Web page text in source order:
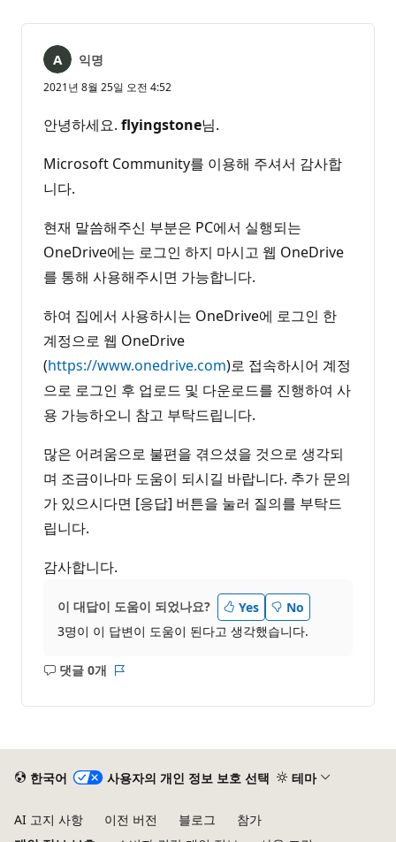
익명
2021년 8월 25일 오전 4:52
안녕하세요. flyingstone님.
Microsoft Community를 이용해 주셔서 감사합
니다.
현재 말씀해주신 부분은 PC에서 실행되는
OneDrive에는 로그인 하지 마시고 웹 OneDrive
를 통해 사용해주시면 가능합니다.
하여 집에서 사용하시는 OneDrive에 로그인 한
계정으로 웹 OneDrive
(https://www.onedrive.com)로 접속하시어 계정
으로 로그인 후 업로드 및 다운로드를 진행하여 사
용 가능하오니 참고 부탁드립니다.
많은 어려움으로 불편을 겪으셨을 것으로 생각되
며 조금이나마 도움이 되시길 바랍니다. 추가 문의
가 있으시다면 [응답] 버튼을 눌러 질의를 부탁드
립니다.
감사합니다.
이 대답이 도움이 되었나요? Yes
No
3명이 이 답변이 도움이 된다고 생각했습니다.
댓글 0개
설
한국어 사용자의 개인 정보 보호 선택 테마
AI 고지 사항 이전 버전 블로그
참가